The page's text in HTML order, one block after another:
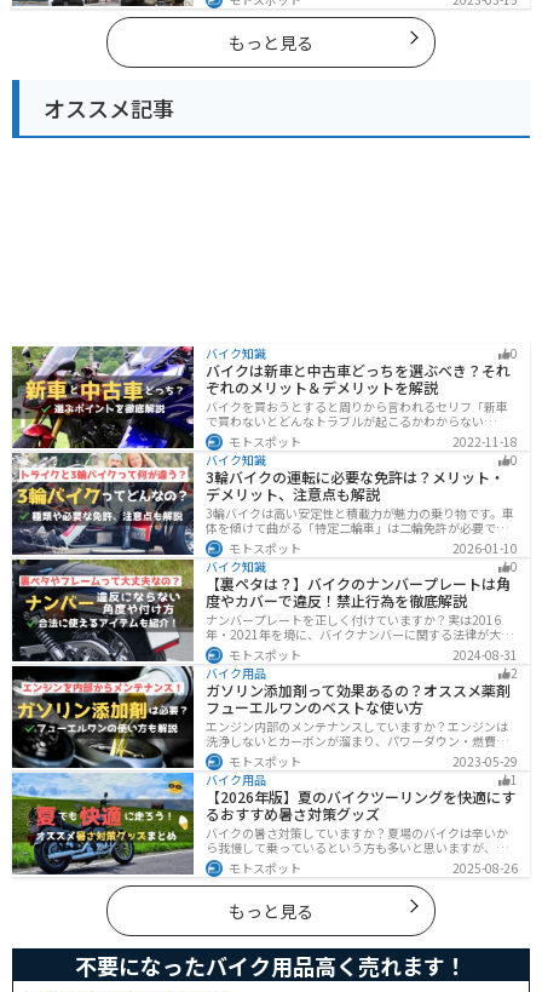
ツーリングができます。バイクで宮城県にツーリングに
行く際は参考にしてください。
もっと見る
オススメ記事
バイク知識 0
バイクは新車と中古車どっちを選ぶべき？それ
ぞれのメリット＆デメリットを解説
バイクを買おうとすると周りから言われるセリフ「新車
で買わないとどんなトラブルが起こるかわからない
ぞ！」「いやいや、どうせ転ぶんだから中古車で十分
だ！」…いろんな意見があるから迷いますよね。でも新
車と中古車、どちらにも良い点と悪い点があるんです。
それぞれの特徴について解説します。
モトスポット
2022-11-18
バイク知識
0
3輪バイクの運転に必要な免許は？メリット・
デメリット、注意点も解説
3輪バイクは高い安定性と積載力が魅力の乗り物です。車
体を傾けて曲がる「特定二輪車」は二輪免許が必要です
が、自立する「トライク」は普通自動車免許で運転で
き、ヘルメット着用も任意です。維持費はバイク並みです
が、運転特性や駐車ルールは車種により異なるため、事
前の確認が大切です。
モトスポット
2026-01-10
バイク知識
0
【裏ペタは？】バイクのナンバープレートは角
度やカバーで違反！禁止行為を徹底解説
ナンバープレートを正しく付けていますか？実は2016
年・2021年を境に、バイクナンバーに関する法律が大き
く変わっています！角度やカバー、ステーなど昔は大丈
夫でも今は違法になるケースが発生します。正しく理解
して、今一度見直してみましょう。合法で使えるアイテ
ムも紹介します。
モトスポット
2024-08-31
バイク用品
2
ガソリン添加剤って効果あるの？オススメ薬剤
フューエルワンのベストな使い方
エンジン内部のメンテナンスしていますか？エンジンは
洗浄しないとカーボンが溜まり、パワーダウン・燃費の
悪化、燃焼以上、エンジンの焼き付きなどのトラブルの
原因になります。定期的にガソリン添加剤を入れてエン
ジン内部も綺麗にしましょう。
モトスポット
2023-05-29
バイク用品
1
【2026年版】夏のバイクツーリングを快適にす
るおすすめ暑さ対策グッズ
バイクの暑さ対策していますか？夏場のバイクは辛いか
ら我慢して乗っているという方も多いと思いますが、し
っかりと暑さ対策をすれば夏場でも快適にバイクに乗る
ことができます！この記事では、夏場のバイク暑さ対策
の基本と暑さ対策グッズを紹介します！
モトスポット 2025-08-26
もっと見る
不要になったバイク用品高く売れます！